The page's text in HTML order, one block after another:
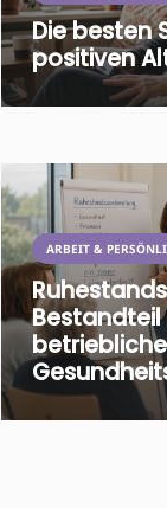
Die besten
positiven
ARBEIT &
Bestandteil